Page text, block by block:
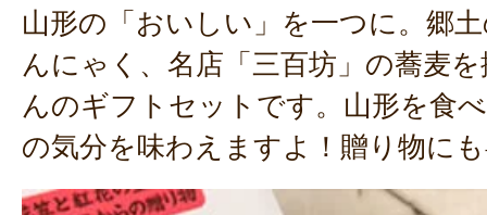
山形の「おいしい」を一つに。郷
んにゃく、名店「三百坊」の蕎麦
んのギフトセットです。山形を食
の気分を味わえますよ！贈り物に